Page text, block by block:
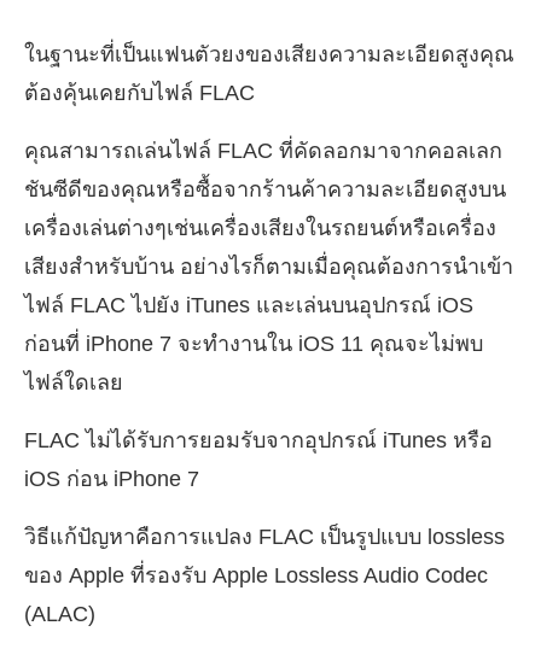
ในฐานะที่เป็นแฟนตัวยงของเสียงความละเอียดสูงคุณ
ต้องคุ้นเคยกับไฟล์ FLAC
คุณสามารถเล่นไฟล์ FLAC ที่คัดลอกมาจากคอลเลก
ชันซีดีของคุณหรือซื้อจากร้านค้าความละเอียดสูงบน
เครื่องเล่นต่างๆเช่นเครื่องเสียงในรถยนต์หรือเครื่อง
เสียงสำหรับบ้าน อย่างไรก็ตามเมื่อคุณต้องการนำเข้า
ไฟล์ FLAC ไปยัง iTunes และเล่นบนอุปกรณ์ iOS
ก่อนที่ iPhone 7 จะทำงานใน iOS 11 คุณจะไม่พบ
ไฟล์ใดเลย
FLAC ไม่ได้รับการยอมรับจากอุปกรณ์ iTunes หรือ
iOS ก่อน iPhone 7
วิธีแก้ปัญหาคือการแปลง FLAC เป็นรูปแบบ lossless
ของ Apple ที่รองรับ Apple Lossless Audio Codec
(ALAC)